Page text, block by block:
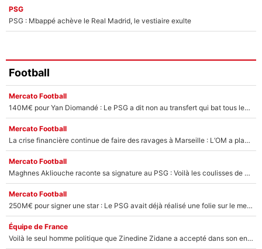
PSG
PSG : Mbappé achève le Real Madrid, le vestiaire exulte
Football
Mercato Football
140M€ pour Yan Diomandé : Le PSG a dit non au transfert qui bat tous les records sur le mercato
Mercato Football
La crise financière continue de faire des ravages à Marseille : L’OM a placé 12 joueurs sur le marché des transferts… et ça pourrait lui rapporter près de 100M€ !
Mercato Football
Maghnes Akliouche raconte sa signature au PSG : Voilà les coulisses de son transfert de rêve à 50M€
Mercato Football
250M€ pour signer une star : Le PSG avait déjà réalisé une folie sur le mercato bien avant Neymar !
Équipe de France
Voilà le seul homme politique que Zinedine Zidane a accepté dans son entourage : «Je garde un très bon souvenir de lui»